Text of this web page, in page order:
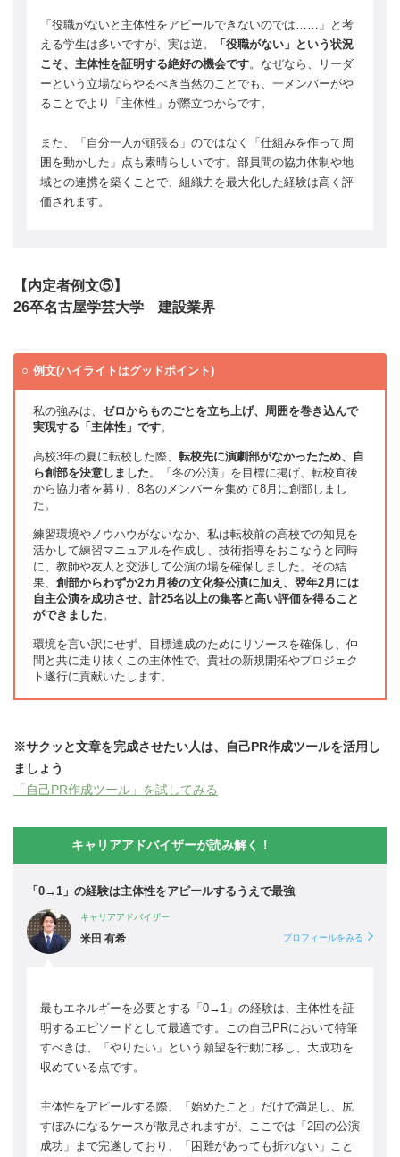
「役職がないと主体性をアピールできないのでは……」と考
える学生は多いですが、実は逆。
「役職がない」という状況
こそ、主体性を証明する絶好の機会です。なぜなら、リーダ
ーという立場ならやるべき当然のことでも、一メンバーがや
ることでより「主体性」が際立つからです。
また、「自分一人が頑張る」のではなく「仕組みを作って周
囲を動かした」点も素晴らしいです。部員間の協力体制や地
域との連携を築くことで、組織力を最大化した経験は高く評
価されます。
【内定者例文⑤】
26卒名古屋学芸大学 建設業界
例文(ハイライトはグッドポイント)
私の強みは、 ゼロからものごとを立ち上げ、周囲を巻き込んで
実現する「主体性」です。
高校3年の夏に転校した際、 転校先に演劇部がなかったため、自
ら創部を決意しました 。「冬の公演」を目標に掲げ、転校直後
から協力者を募り、8名のメンバーを集めて8月に創部しまし
た。
練習環境やノウハウがないなか、私は転校前の高校での知見を
活かして練習マニュアルを作成し、技術指導をおこなうと同時
に、教師や友人と交渉して公演の場を確保しました。その結
果、 創部からわずか2カ月後の文化祭公演に加え、翌年2月には
自主公演を成功させ、計25名以上の集客と高い評価を得ること
ができました 。
環境を言い訳にせず、目標達成のためにリソースを確保し、仲
間と共に走り抜くこの主体性で、貴社の新規開拓やプロジェク
ト遂行に貢献いたします。
※サクッと文章を完成させたい人は、自己PR作成ツールを活用し
ましょう
「自己PR作成ツール」を試してみる
キャリアアドバイザーが読み解く！
「0→1」の経験は主体性をアピールするうえで最強
キャリアアドバイザー
米田 有希 プロフィールをみる
最もエネルギーを必要とする「0→1」の経験は、主体性を証
明するエピソードとして最適です。この自己PRにおいて特筆
すべきは、「やりたい」という願望を行動に移し、大成功を
収めている点です。
主体性をアピールする際、「始めたこと」だけで満足し、尻
すぼみになるケースが散見されますが、ここでは「2回の公演
成功」まで完遂しており、「困難があっても折れない」こと